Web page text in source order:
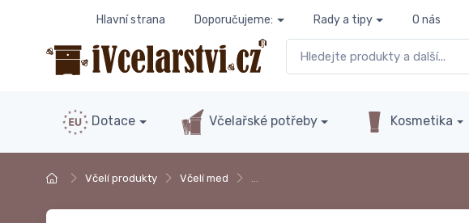
Hlavní strana Doporučujeme: Rady a tipy O nás
Dotace Včelařské potřeby Kosmetika
Včelí produkty Včelí med …